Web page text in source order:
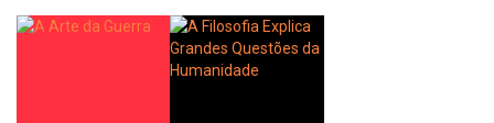
Whatsapp Facebook Twitter